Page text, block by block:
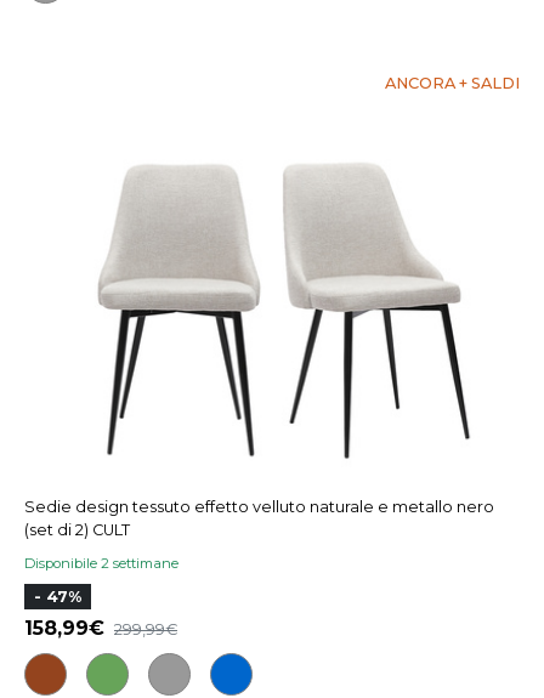
ANCORA + SALDI
Sedie design tessuto effetto velluto naturale e metallo nero
(set di 2) CULT
Disponibile 2 settimane
- 47%
158,99 299,99